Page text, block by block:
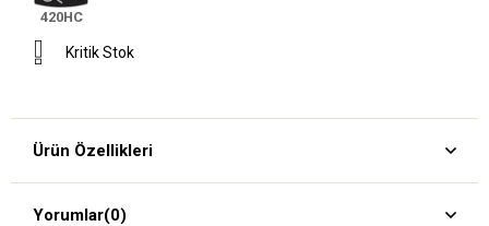
420HC
Kritik Stok
Ürün Özellikleri
Yorumlar(0)